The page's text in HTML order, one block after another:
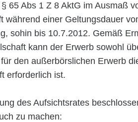
65 Abs 1 Z 8 AktG im Ausmaß
während einer Geltungsdauer
sohin bis 10.7.2012. Gemäß
kann der Erwerb sowohl
den außerbörslichen Erwerb
erforderlich ist.
des Aufsichtsrates
zu machen: